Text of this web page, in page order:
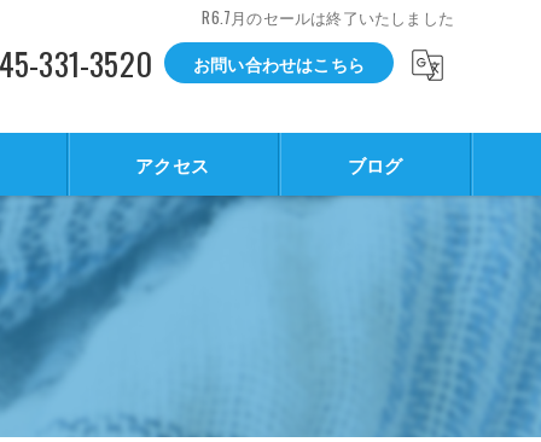
R6.7月のセールは終了いたしました
331-3520 お問い合わせはこちら
アクセス ブログ